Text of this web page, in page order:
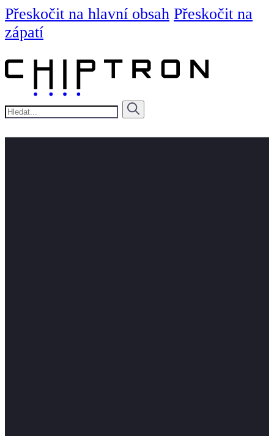
Přeskočit na hlavní obsah Přeskočit na
zápatí
Hledat